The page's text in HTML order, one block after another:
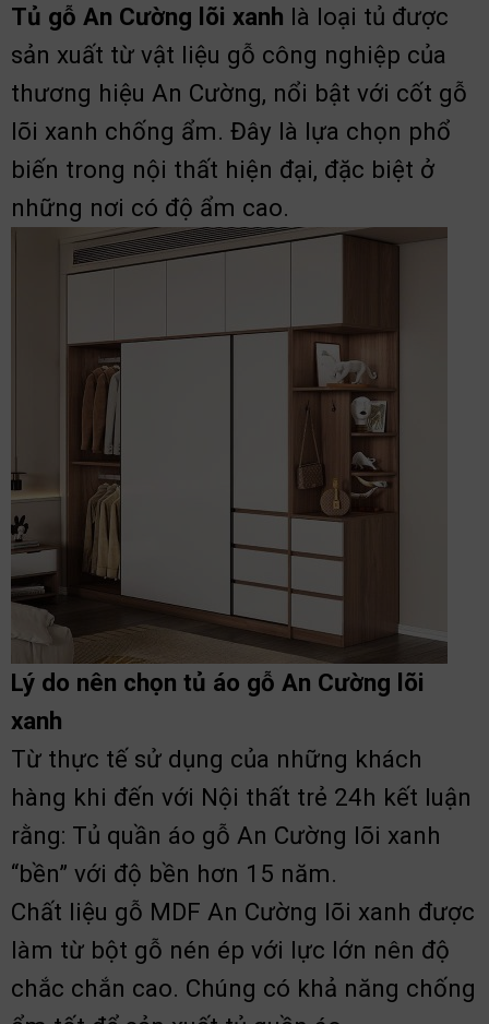
Tủ gỗ An Cường lõi xanh là loại tủ được
sản xuất từ vật liệu gỗ công nghiệp của
thương hiệu An Cường, nổi bật với cốt gỗ
lõi xanh chống ẩm. Đây là lựa chọn phổ
biến trong nội thất hiện đại, đặc biệt ở
những nơi có độ ẩm cao.
Lý do nên chọn tủ áo gỗ An Cường lõi
xanh
Từ thực tế sử dụng của những khách
hàng khi đến với Nội thất trẻ 24h kết luận
rằng: Tủ quần áo gỗ An Cường lõi xanh
“bền” với độ bền hơn 15 năm.
Chất liệu gỗ MDF An Cường lõi xanh được
làm từ bột gỗ nén ép với lực lớn nên độ
chắc chắn cao. Chúng có khả năng chống